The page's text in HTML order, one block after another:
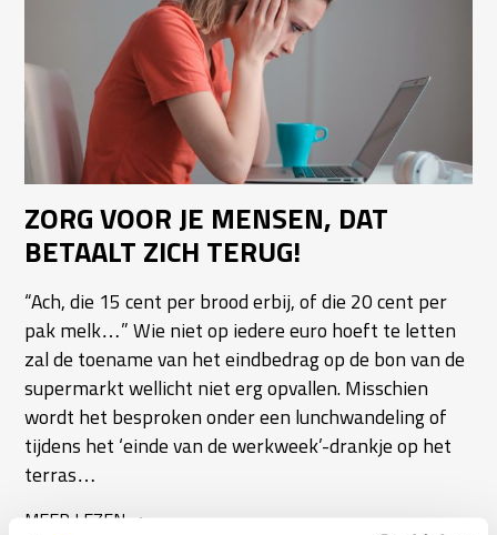
ZORG VOOR JE MENSEN, DAT
BETAALT ZICH TERUG!
“Ach, die 15 cent per brood erbij, of die 20 cent per
pak melk…” Wie niet op iedere euro hoeft te letten
zal de toename van het eindbedrag op de bon van de
supermarkt wellicht niet erg opvallen. Misschien
wordt het besproken onder een lunchwandeling of
tijdens het ‘einde van de werkweek’-drankje op het
terras…
MEER LEZEN